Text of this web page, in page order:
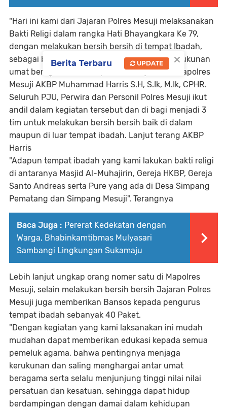
"Hari ini kami dari Jajaran Polres Mesuji melaksanakan
Bakti Religi dalam rangka Hati Bhayangkara Ke 79,
dengan melakukan bersih bersih di tempat Ibadah,
sebagai bentuk kepedulian Polri terhadap kerukunan
umat beragama di Kabupaten Mesuji". Jelas Kapolres
Mesuji AKBP Muhammad Harris S.H, S.Ik, M.Ik, CPHR.
Seluruh PJU, Perwira dan Personil Polres Mesuji ikut
andil dalam kegiatan tersebut dan di bagi menjadi 3
tim untuk melakukan bersih bersih baik di dalam
maupun di luar tempat ibadah. Lanjut terang AKBP
Harris
"Adapun tempat ibadah yang kami lakukan bakti religi
di antaranya Masjid Al-Muhajirin, Gereja HKBP, Gereja
Santo Andreas serta Pure yang ada di Desa Simpang
Pematang dan Simpang Mesuji". Terangnya
Baca Juga : Pererat Kedekatan dengan
Warga, Bhabinkamtibmas Mulyasari
Sambangi Lingkungan Sukamaju
Lebih lanjut ungkap orang nomer satu di Mapolres
Mesuji, selain melakukan bersih bersih Jajaran Polres
Mesuji juga memberikan Bansos kepada pengurus
tempat ibadah sebanyak 40 Paket.
"Dengan kegiatan yang kami laksanakan ini mudah
mudahan dapat memberikan edukasi kepada semua
pemeluk agama, bahwa pentingnya menjaga
kerukunan dan saling menghargai antar umat
beragama serta selalu menjunjung tinggi nilai nilai
persatuan dan kesatuan, sehingga dapat hidup
berdampingan dengan damai dalam kehidupan
×
Berita Terbaru UPDATE